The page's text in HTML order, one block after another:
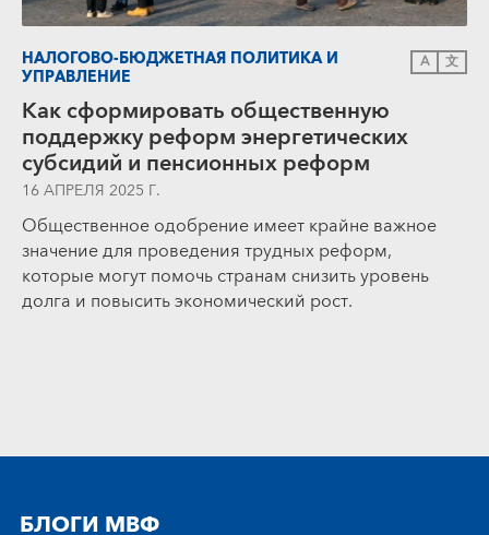
НАЛОГОВО-БЮДЖЕТНАЯ ПОЛИТИКА И
УПРАВЛЕНИЕ
A 文
Как сформировать общественную
поддержку реформ энергетических
субсидий и пенсионных реформ
16 АПРЕЛЯ 2025 Г.
Общественное одобрение имеет крайне важное
значение для проведения трудных реформ,
которые могут помочь странам снизить уровень
долга и повысить экономический рост.
БЛОГИ МВФ